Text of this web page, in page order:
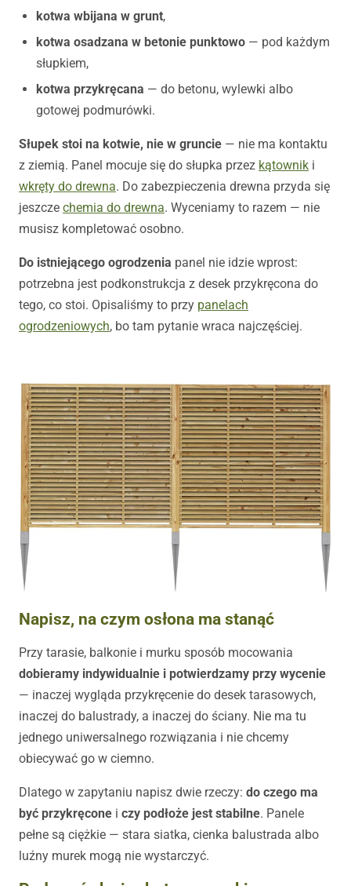
kotwa wbijana w grunt,
kotwa osadzana w betonie punktowo — pod każdym
słupkiem,
kotwa przykręcana — do betonu, wylewki albo
gotowej podmurówki.
Słupek stoi na kotwie, nie w gruncie — nie ma kontaktu
z ziemią. Panel mocuje się do słupka przez kątownik i
wkręty do drewna. Do zabezpieczenia drewna przyda się
jeszcze chemia do drewna. Wyceniamy to razem — nie
musisz kompletować osobno.
Do istniejącego ogrodzenia panel nie idzie wprost:
potrzebna jest podkonstrukcja z desek przykręcona do
tego, co stoi. Opisaliśmy to przy panelach
ogrodzeniowych, bo tam pytanie wraca najczęściej.
Napisz, na czym osłona ma stanąć
Przy tarasie, balkonie i murku sposób mocowania
dobieramy indywidualnie i potwierdzamy przy wycenie
— inaczej wygląda przykręcenie do desek tarasowych,
inaczej do balustrady, a inaczej do ściany. Nie ma tu
jednego uniwersalnego rozwiązania i nie chcemy
obiecywać go w ciemno.
Dlatego w zapytaniu napisz dwie rzeczy: do czego ma
być przykręcone i czy podłoże jest stabilne. Panele
pełne są ciężkie — stara siatka, cienka balustrada albo
luźny murek mogą nie wystarczyć.